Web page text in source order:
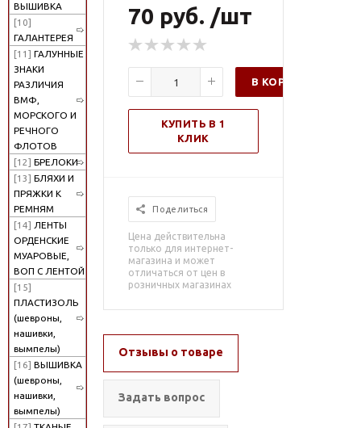
ВЫШИВКА
[10]
ГАЛАНТЕРЕЯ
[11] ГАЛУННЫЕ
ЗНАКИ
РАЗЛИЧИЯ
ВМФ,
МОРСКОГО И
РЕЧНОГО
ФЛОТОВ
[12] БРЕЛОКИ
[13] БЛЯХИ И
ПРЯЖКИ К
РЕМНЯМ
[14] ЛЕНТЫ
ОРДЕНСКИЕ
МУАРОВЫЕ,
ВОП С ЛЕНТОЙ
[15]
ПЛАСТИЗОЛЬ
(шевроны,
нашивки,
вымпелы)
[16] ВЫШИВКА
(шевроны,
нашивки,
вымпелы)
70 руб. /шт
В КОРЗИНУ
КУПИТЬ В 1
КЛИК
Поделиться
Цена действительна
только для интернет-
магазина и может
отличаться от цен в
розничных магазинах
Отзывы о товаре
Задать вопрос